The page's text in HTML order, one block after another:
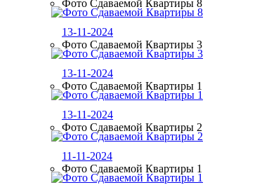
Фото Сдаваемой Квартиры 8
13-11-2024
Фото Сдаваемой Квартиры 3
13-11-2024
Фото Сдаваемой Квартиры 1
13-11-2024
Фото Сдаваемой Квартиры 2
11-11-2024
Фото Сдаваемой Квартиры 1